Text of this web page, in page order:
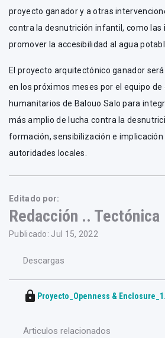
proyecto ganador y a otras
contra la desnutrición infantil, como
promover la accesibilidad al agua
El proyecto arquitectónico ganador
en los próximos meses por el equipo de
humanitarios de Balouo Salo para
más amplio de lucha contra la
formación, sensibilización e
autoridades locales.
Editado por:
Redacción .. Tectónica
Publicado: Jul 15, 2022
Descargas
lock Proyecto_Openness &
Articulos relacionados